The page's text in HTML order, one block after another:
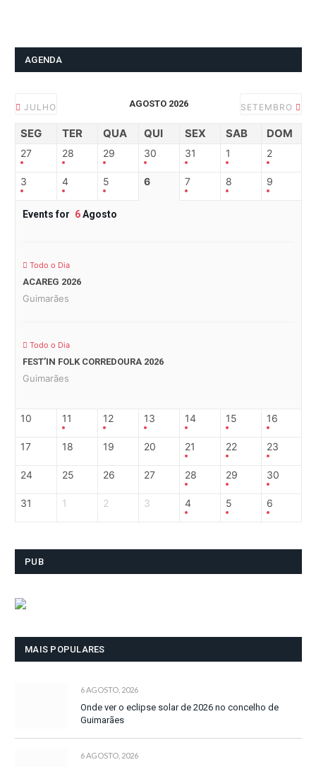
AGENDA
JULHO AGOSTO 2026 SETEMBRO
SEG TER QUA QUI SEX SAB DOM
27 28 29 30 31 1 2
3 4 5 6 7 8 9
Events for 6Agosto
Todo o Dia
ACAREG 2026
Guimarães
Todo o Dia
FEST’IN FOLK CORREDOURA 2026
Guimarães
10 11 12 13 14 15 16
17 18 19 20 21 22 23
24 25 26 27 28 29 30
31 1 2 3 4 5 6
PUB
MAIS POPULARES
6 AGOSTO, 2026
Onde ver o eclipse solar de 2026 no concelho de
Guimarães
6 AGOSTO, 2026